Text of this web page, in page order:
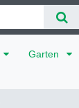
Garten